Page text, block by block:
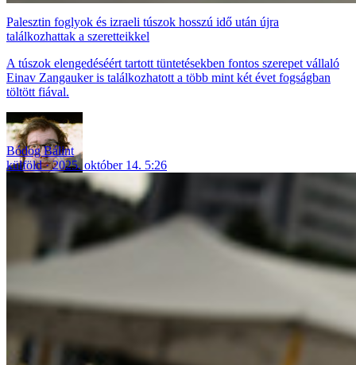
Palesztin foglyok és izraeli túszok hosszú idő után újra
találkozhattak a szeretteikkel
A túszok elengedéséért tartott tüntetésekben fontos szerepet vállaló
Einav Zangauker is találkozhatott a több mint két évet fogságban
töltött fiával.
Bódog Bálint
külföld
2025. október 14. 5:26